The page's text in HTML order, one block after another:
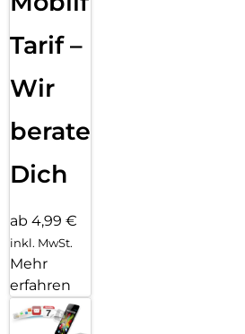
Tarif –
Wir
beraten
Dich
ab 4,99 €
inkl. MwSt.
Mehr
erfahren